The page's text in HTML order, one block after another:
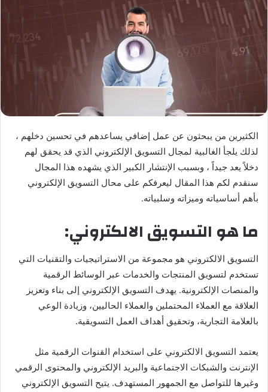
الكثيرين من يبحثون عن عمل إضافي يساعدهم في تحسين دخلهم ،
لذلك يلجأ الغالبية لمجال التسويق الإلكتروني الذي قد يحقق لهم
دخلاً يعد جيداً ، وبسبب الإنتشار الكبير الذي يشهده هذا المجال
سنقدم لكم هذا المقال ليعرفكم على محال التسويق الإلكتروني
بأهم أساسياته وميزاته وسلبياته.
ما هو التسويق الالكتروني:
التسويق الالكتروني هو مجموعة من الاستراتيجيات والتقنيات التي
تستخدم لتسويق المنتجات والخدمات عبر الوسائط الرقمية
والمنصات الإلكترونية. يهدف التسويق الإلكتروني إلى بناء وتعزيز
العلاقة مع العملاء المحتملين والعملاء الحاليين، وزيادة الوعي
بالعلامة التجارية، وتحقيق أهداف العمل التسويقية.
يعتمد التسويق الالكتروني على استخدام القنوات الرقمية مثل
الإنترنت والشبكات الاجتماعية والبريد الإلكتروني والمحتوى الرقمي
وغيرها للتواصل مع الجمهور المستهدف. يتيح التسويق الإلكتروني